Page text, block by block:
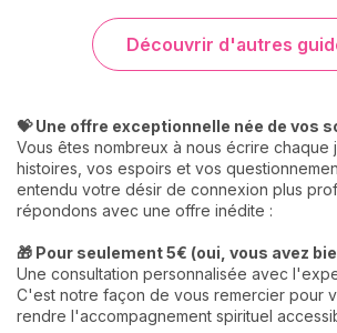
Découvrir d'autres
💝 Une offre exceptionnelle née de vos
Vous êtes nombreux à nous écrire chaque
histoires, vos espoirs et vos
entendu votre désir de connexion plus
répondons avec une offre inédite :
🎁 Pour seulement 5€ (oui, vous avez
Une consultation personnalisée avec
C'est notre façon de vous remercier pour
rendre l'accompagnement spirituel